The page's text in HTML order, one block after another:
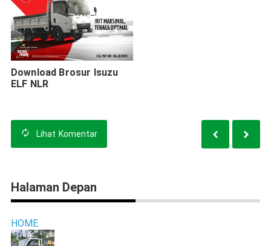
Download Brosur Isuzu
ELF NLR
Lihat Komentar
Halaman Depan
HOME